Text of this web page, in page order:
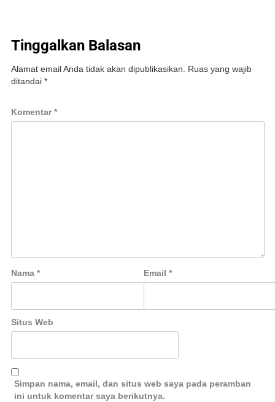
Tinggalkan Balasan
Alamat email Anda tidak akan dipublikasikan.
Ruas yang wajib
ditandai *
Komentar*
Nama * Email *
Situs Web
Simpan nama, email, dan situs web saya pada peramban
ini untuk komentar saya berikutnya.